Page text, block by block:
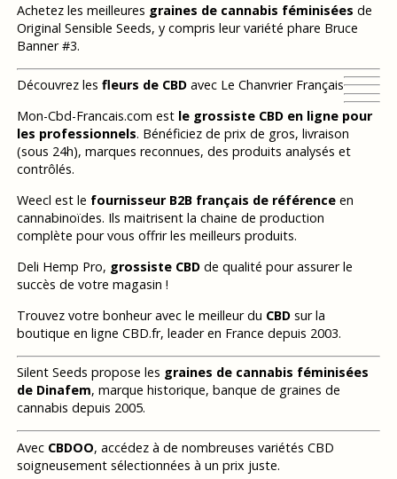
Achetez les meilleures graines de cannabis féminisées de
Original Sensible Seeds, y compris leur variété phare Bruce
Banner #3.
Découvrez les fleurs de CBDavec Le Chanvrier Français
Mon-Cbd-Francais.com est le grossiste CBD en ligne pour
les professionnels. Bénéficiez de prix de gros, livraison
(sous 24h), marques reconnues, des produits analysés et
contrôlés.
Weecl est le fournisseur B2B français de référenceen
cannabinoïdes. Ils maitrisent la chaine de production
complète pour vous offrir les meilleurs produits.
Deli Hemp Pro, grossiste CBDde qualité pour assurer le
succès de votre magasin !
Trouvez votre bonheur avec le meilleur du CBDsur la
boutique en ligne CBD.fr, leader en France depuis 2003.
Silent Seeds propose les graines de cannabis féminisées
de Dinafem, marque historique, banque de graines de
cannabis depuis 2005.
Avec CBDOO, accédez à de nombreuses variétés CBD
soigneusement sélectionnées à un prix juste.